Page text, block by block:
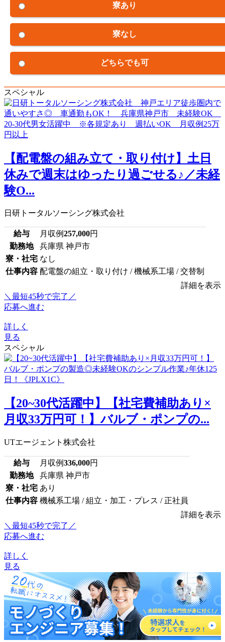
寮あり
寮なし
どちらでも可
スペシャル
【配電盤の組み立て・取り付け】土日
休みで週末はゆったり過ごせる♪／未経
験O...
日研トータルソーシング株式会社
給与 月収例257,000円
勤務地
兵庫県 神戸市
寮・社宅 なし
仕事内容 配電盤の組立・取り付け / 機械系工場 / 交替制
詳細を表示
＼最短45秒で完了／
応募へ進む
詳しく
見る
スペシャル
【20~30代活躍中】【社宅費補助あり×
月収33万円可！】バルブ・ポンプの...
UTエージェント株式会社
給与 月収例336,000円
勤務地
兵庫県 神戸市
寮・社宅 あり
仕事内容 機械系工場 / 組立・加工・プレス / 正社員
詳細を表示
＼最短45秒で完了／
応募へ進む
詳しく
見る